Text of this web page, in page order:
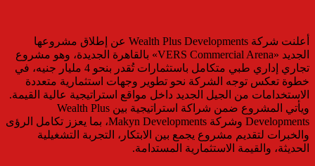
أعلنت شركة Wealth Plus Developments عن إطلاق مشروعها
الجديد «VERS Commercial Arena» بالقاهرة الجديدة، وهو مشروع
تجاري إداري طبي متكامل باستثمارات تُقدر بنحو 4 مليار جنيه، في
خطوة تعكس توجه الشركة نحو تطوير وجهات استثمارية متعددة
الاستخدامات من الجيل الجديد داخل مواقع استراتيجية عالية القيمة.
ويأتي المشروع ضمن شراكة استراتيجية بين Wealth Plus
Developments وشركة Makyn Developments، بما يعزز تكامل الرؤى
والخبرات لتقديم مشروع يجمع بين الابتكار، التجربة التشغيلية
الحديثة، والقيمة الاستثمارية المستدامة.